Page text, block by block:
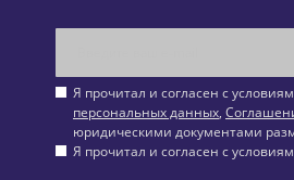
Я прочитал и согласен с
персональных данных,
юридическими документами
Я прочитал и согласен с